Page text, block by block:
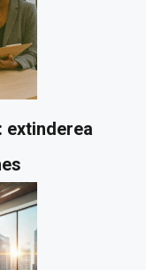
extinderea